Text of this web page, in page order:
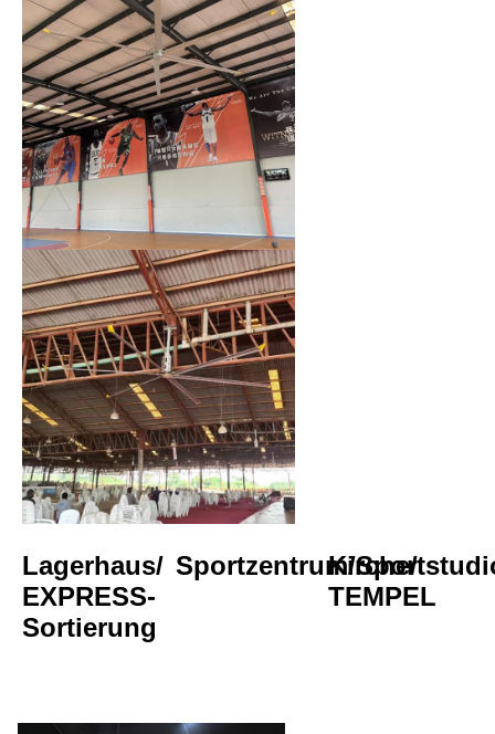
Lagerhaus/
EXPRESS-
Sortierung
Sportzentrum/Kirche/
TEMPEL